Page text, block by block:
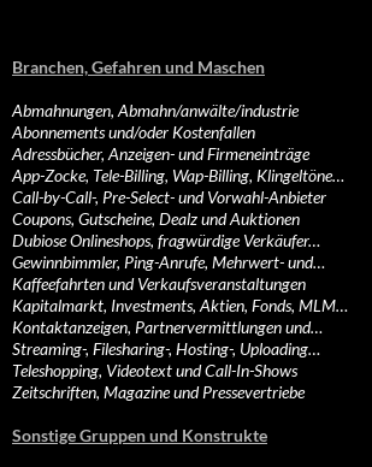
Branchen, Gefahren und Maschen
Abmahnungen, Abmahn/anwälte/industrie
Abonnements und/oder Kostenfallen
Adressbücher, Anzeigen- und Firmeneinträge
App-Zocke, Tele-Billing, Wap-Billing, Klingeltöne…
Call-by-Call-, Pre-Select- und Vorwahl-Anbieter
Coupons, Gutscheine, Dealz und Auktionen
Dubiose Onlineshops, fragwürdige Verkäufer…
Gewinnbimmler, Ping-Anrufe, Mehrwert- und…
Kaffeefahrten und Verkaufsveranstaltungen
Kapitalmarkt, Investments, Aktien, Fonds, MLM…
Kontaktanzeigen, Partnervermittlungen und…
Streaming-, Filesharing-, Hosting-, Uploading…
Teleshopping, Videotext und Call-In-Shows
Zeitschriften, Magazine und Pressevertriebe
Sonstige Gruppen und Konstrukte